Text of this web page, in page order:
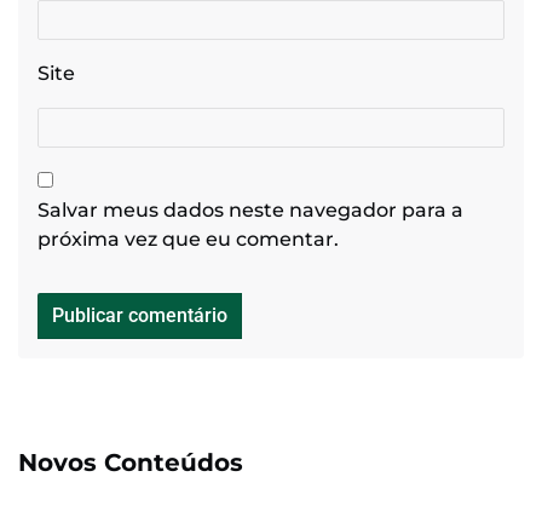
Site
Salvar meus dados neste navegador para a
próxima vez que eu comentar.
Novos Conteúdos